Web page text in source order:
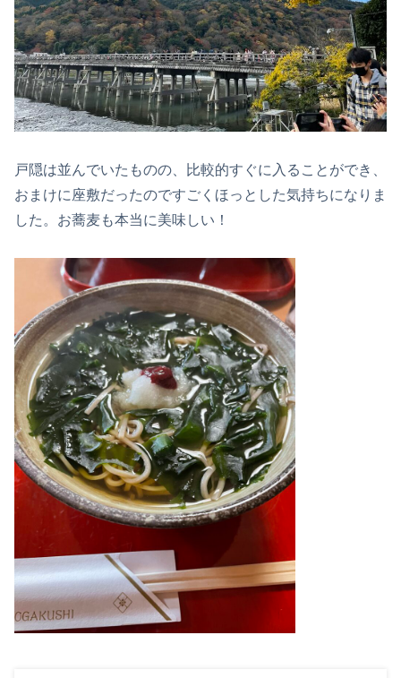
戸隠は並んでいたものの、比較的すぐに入ることができ、
おまけに座敷だったのですごくほっとした気持ちになりま
した。お蕎麦も本当に美味しい！